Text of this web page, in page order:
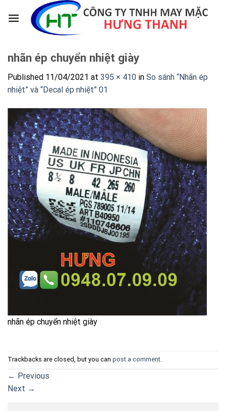
nhãn ép chuyển nhiệt giày
Published 11/04/2021 at 395 × 410 in So sánh “Nhãn ép
nhiệt” và “Decal ép nhiệt” 01
nhãn ép chuyển nhiệt giày
Trackbacks are closed, but you can post a comment.
← Previous
Next →